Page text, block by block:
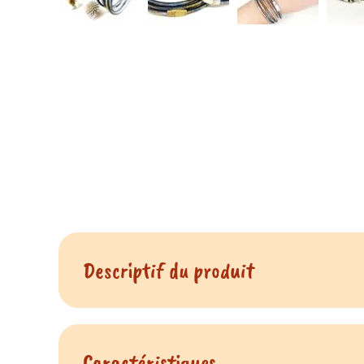
Descriptif du produit
Braceletmultirangartisanal en cuir pour femme